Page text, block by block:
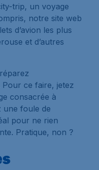
trip, un voyage
notre site web
d’avion les plus
et d’autres
ce faire, jetez
consacrée à
une foule de
pour ne rien
Pratique, non ?